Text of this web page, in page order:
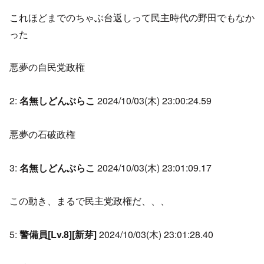
これほどまでのちゃぶ台返しって民主時代の野田でもなか
った
悪夢の自民党政権
2: 名無しどんぶらこ 2024/10/03(木) 23:00:24.59
悪夢の石破政権
3: 名無しどんぶらこ 2024/10/03(木) 23:01:09.17
この動き、まるで民主党政権だ、、、
5: 警備員[Lv.8][新芽]2024/10/03(木) 23:01:28.40